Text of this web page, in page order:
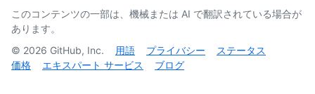
このコンテンツの一部は、機械または AI で翻訳されている場合が
あります。
© 2026 GitHub, Inc. 用語 プライバシー
ステータス
価格
エキスパート サービス ブログ